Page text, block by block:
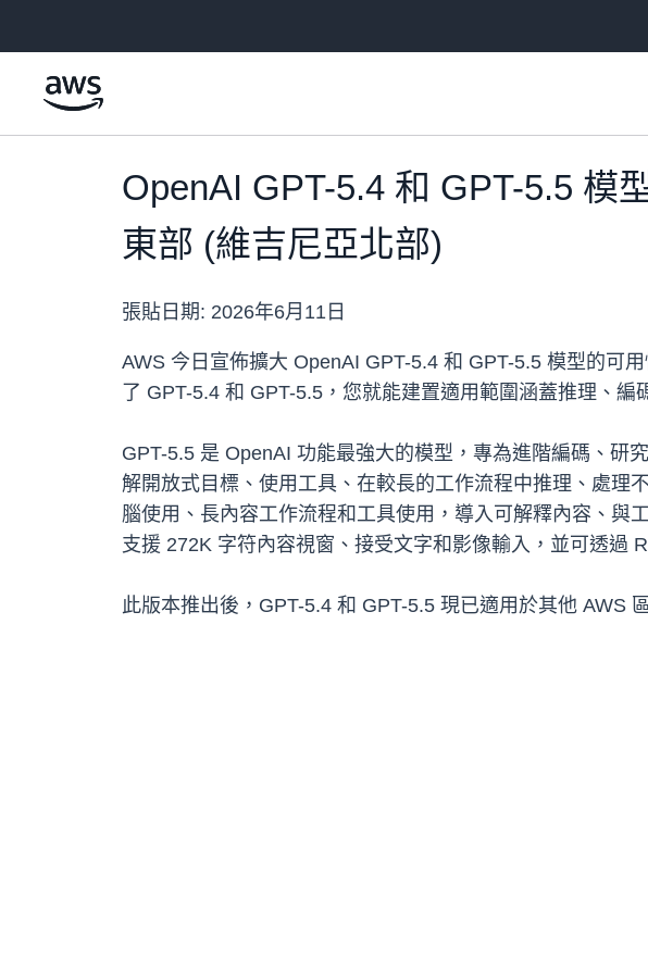
OpenAI GPT-5.4 和 GPT-5.5 模
東部 (維吉尼亞北部)
張貼日期: 2026年6月11日
AWS 今日宣佈擴大 OpenAI GPT-5.4 和 GPT-5.5 模型的可
了 GPT-5.4 和 GPT-5.5，您就能建置適用範圍涵蓋推理、
GPT-5.5 是 OpenAI 功能最強大的模型，專為進階編碼、研
解開放式目標、使用工具、在較長的工作流程中推理、處理
腦使用、長內容工作流程和工具使用，導入可解釋內容、與
支援 272K 字符內容視窗、接受文字和影像輸入，並可透過
此版本推出後，GPT-5.4 和 GPT-5.5 現已適用於其他 AWS